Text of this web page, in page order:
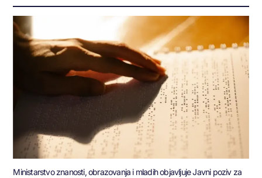
Ministarstvo znanosti, obrazovanja i mladih objavljuje Javni poziv za